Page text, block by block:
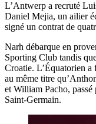
L’Antwerp a recruté
Daniel Mejia, un ailier
signé un contrat de
Narh débarque en
Sporting Club tandis
Croatie. L’Équatorien a
au même titre
et William Pacho, passé
Saint-Germain.